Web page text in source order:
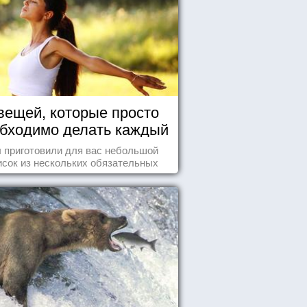
которые просто
делать каждый
день
для вас небольшой
из нескольких обязательных
которые должны стать частью
вашего дня.